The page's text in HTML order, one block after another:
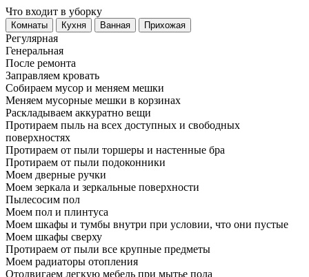
Что входит в уборку
Регу­лярная
Гене­ральная
После ремонта
Заправляем кровать
Собираем мусор и меняем мешки
Меняем мусорные мешки в корзинах
Раскладываем аккуратно вещи
Протираем пыль на всех доступных и свободных
поверхностях
Протираем от пыли торшеры и настенные бра
Протираем от пыли подоконники
Моем дверные ручки
Моем зеркала и зеркальные поверхности
Пылесосим пол
Моем пол и плинтуса
Моем шкафы и тумбы внутри при условии, что они пустые
Моем шкафы сверху
Протираем от пыли все крупные предметы
Моем радиаторы отопления
Отодвигаем легкую мебель при мытье пола